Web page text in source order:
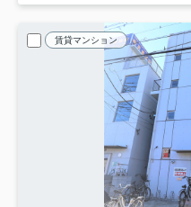
賃貸マンション